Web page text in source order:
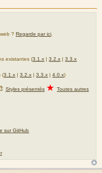
? Regarde par ici.
existantes (3.1.x |3.2.x |3.3.x
(3.1.x |3.2.x |3.3.x |4.0.x)
Styles présentés ★ Toutes autres
sur GitHub